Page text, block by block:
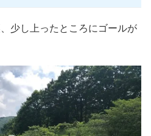
少し上ったところにゴールが